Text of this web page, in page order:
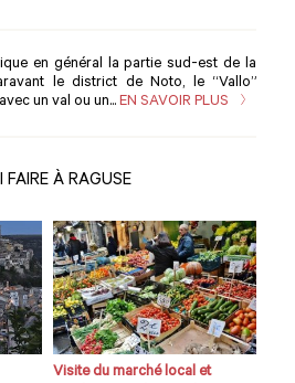
en général la partie sud-est de la
le district de Noto, le “Vallo”
un val ou un... EN SAVOIR PLUS
FAIRE À RAGUSE
Visite du marché local et